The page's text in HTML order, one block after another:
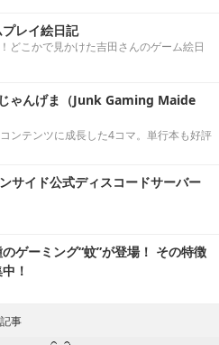
レイ絵日記
どこかで見かけた吉田さんのゲーム絵日
じゃんげま（Junk Gaming Maide
ンテンツに成長した4コマ。単行本も好評
サイド公式ディスコードサーバー
のゲーミング“蚊”が登場！ その特徴
！
記事